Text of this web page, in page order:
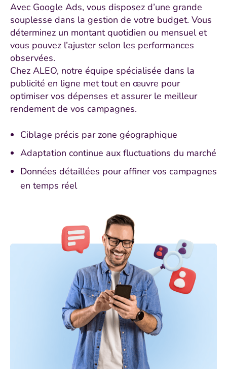
Avec Google Ads, vous disposez d’une grande
souplesse dans la gestion de votre budget. Vous
déterminez un montant quotidien ou mensuel et
vous pouvez l’ajuster selon les performances
observées.
Chez ALEO, notre équipe spécialisée dans la
publicité en ligne met tout en œuvre pour
optimiser vos dépenses et assurer le meilleur
rendement de vos campagnes.
Ciblage précis par zone géographique
Adaptation continue aux fluctuations du marché
Données détaillées pour affiner vos campagnes
en temps réel